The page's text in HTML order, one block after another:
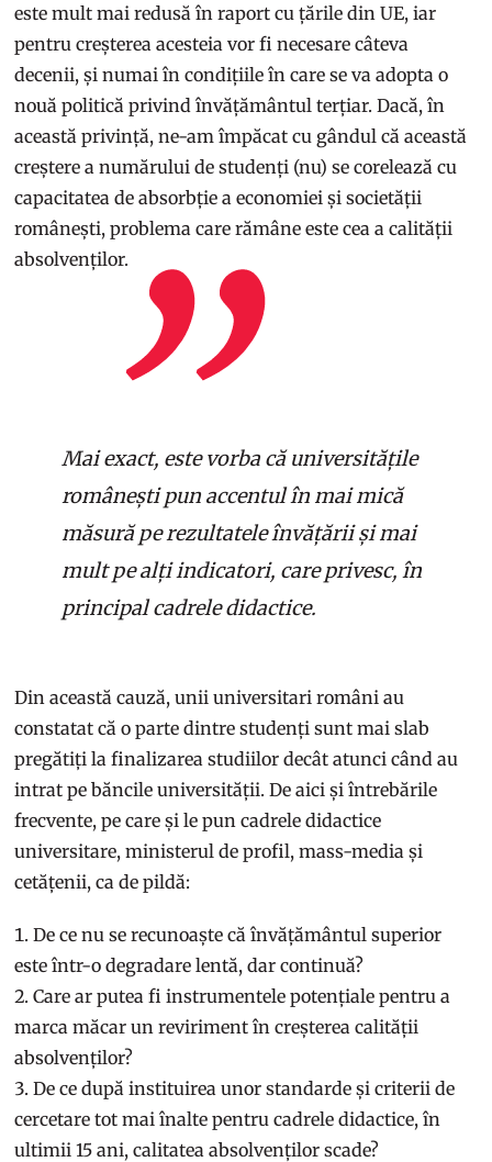
este mult mai redusă în raport cu țările din UE, iar
pentru creșterea acesteia vor fi necesare câteva
decenii, și numai în condițiile în care se va adopta o
nouă politică privind învățământul terțiar. Dacă, în
această privință, ne-am împăcat cu gândul că această
creștere a numărului de studenți (nu) se corelează cu
capacitatea de absorbție a economiei și societății
românești, problema care rămâne este cea a calității
absolvenților.
Mai exact, este vorba că universitățile
românești pun accentul în mai mică
măsură pe rezultatele învățării și mai
mult pe alți indicatori, care privesc, în
principal cadrele didactice.
Din această cauză, unii universitari români au
constatat că o parte dintre studenți sunt mai slab
pregătiți la finalizarea studiilor decât atunci când au
intrat pe băncile universității. De aici și întrebările
frecvente, pe care și le pun cadrele didactice
universitare, ministerul de profil, mass-media și
cetățenii, ca de pildă:
De ce nu se recunoaște că învățământul superior
este într-o degradare lentă, dar continuă?
Care ar putea fi instrumentele potențiale pentru a
marca măcar un reviriment în creșterea calității
absolvenților?
De ce după instituirea unor standarde și criterii de
cercetare tot mai înalte pentru cadrele didactice, în
ultimii 15 ani, calitatea absolvenților scade?